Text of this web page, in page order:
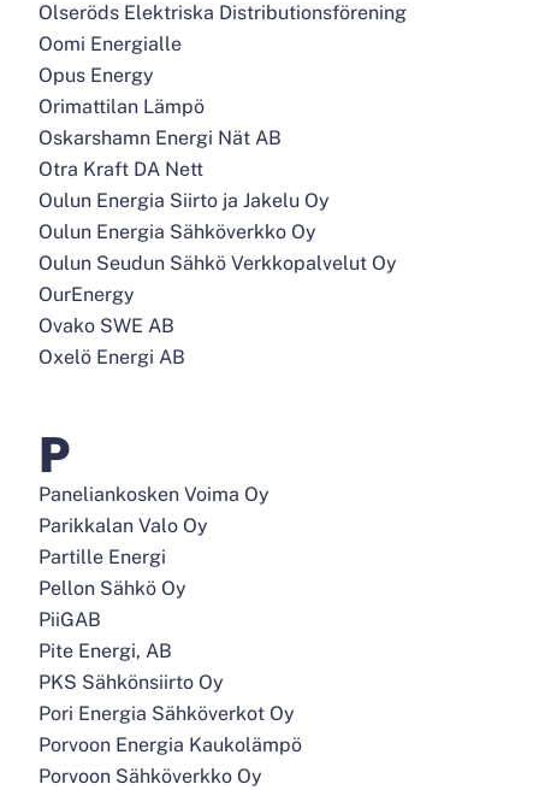
Olseröds Elektriska Distributionsförening
Oomi Energialle
Opus Energy
Orimattilan Lämpö
Oskarshamn Energi Nät AB
Otra Kraft DA Nett
Oulun Energia Siirto ja Jakelu Oy
Oulun Energia Sähköverkko Oy
Oulun Seudun Sähkö Verkkopalvelut Oy
OurEnergy
Ovako SWE AB
Oxelö Energi AB
P
Paneliankosken Voima Oy
Parikkalan Valo Oy
Partille Energi
Pellon Sähkö Oy
PiiGAB
Pite Energi, AB
PKS Sähkönsiirto Oy
Pori Energia Sähköverkot Oy
Porvoon Energia Kaukolämpö
Porvoon Sähköverkko Oy